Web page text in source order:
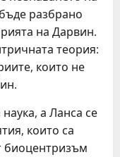
разбрано
на Дарвин.
теория:
които не
а Ланса се
които са
биоцентризъм